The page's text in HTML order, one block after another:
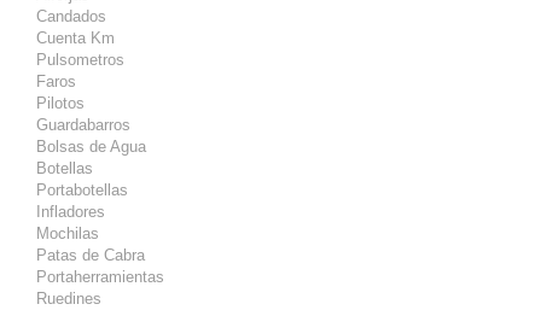
Candados
Cuenta Km
Pulsometros
Faros
Pilotos
Guardabarros
Bolsas de Agua
Botellas
Portabotellas
Infladores
Mochilas
Patas de Cabra
Portaherramientas
Ruedines